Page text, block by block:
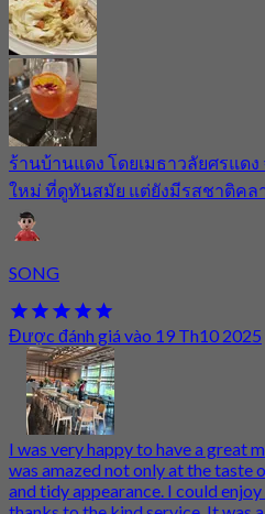
ร้านบ้านแดง โดยเมธาวลัยศรแด
ใหม่ ที่ดูทันสมัย แต่ยังมีรสชาติคล
SONG
Được đánh giá vào 19 Th10 2025
I was very happy to have a great
was amazed not only at the taste
and tidy appearance. I could